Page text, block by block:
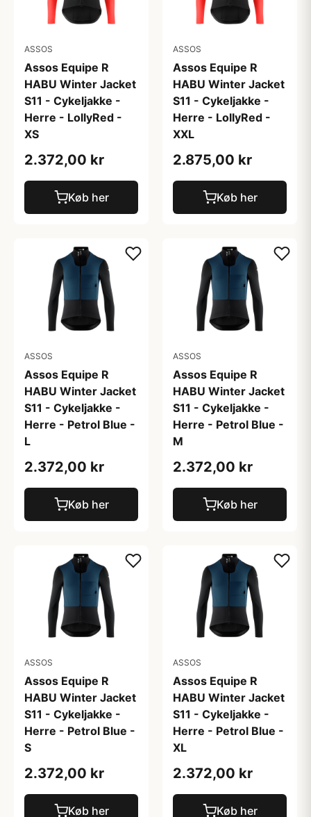
ASSOS
Assos Equipe R
HABU Winter Jacket
S11 - Cykeljakke -
Herre - LollyRed -
XS
2.372,00 kr
Køb her
ASSOS
Assos Equipe R
HABU Winter Jacket
S11 - Cykeljakke -
Herre - LollyRed -
XXL
2.875,00 kr
Køb her
ASSOS
Assos Equipe R
HABU Winter Jacket
S11 - Cykeljakke -
Herre - Petrol Blue -
L
2.372,00 kr
Køb her
ASSOS
Assos Equipe R
HABU Winter Jacket
S11 - Cykeljakke -
Herre - Petrol Blue -
M
2.372,00 kr
Køb her
ASSOS
Assos Equipe R
HABU Winter Jacket
S11 - Cykeljakke -
Herre - Petrol Blue -
S
2.372,00 kr
Køb her
ASSOS
Assos Equipe R
HABU Winter Jacket
S11 - Cykeljakke -
Herre - Petrol Blue -
XL
2.372,00 kr
Køb her